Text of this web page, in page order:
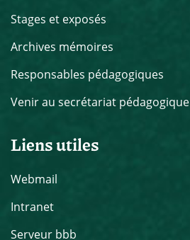
Stages et exposés
Archives mémoires
Responsables pédagogiques
Venir au secrétariat pédagogique
Liens utiles
Webmail
Intranet
Serveur bbb